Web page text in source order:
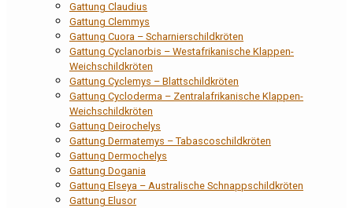
Gattung Claudius
Gattung Clemmys
Gattung Cuora – Scharnierschildkröten
Gattung Cyclanorbis – Westafrikanische Klappen-
Weichschildkröten
Gattung Cyclemys – Blattschildkröten
Gattung Cycloderma – Zentralafrikanische Klappen-
Weichschildkröten
Gattung Deirochelys
Gattung Dermatemys – Tabascoschildkröten
Gattung Dermochelys
Gattung Dogania
Gattung Elseya – Australische Schnappschildkröten
Gattung Elusor